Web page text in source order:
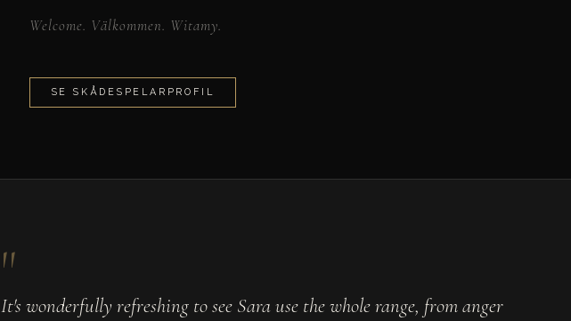
Welcome. Välkommen. Witamy.
SE SKÅDESPELARPROFIL
"
It's wonderfully refreshing to see Sara use the whole range, from anger